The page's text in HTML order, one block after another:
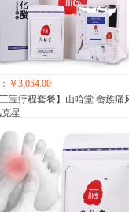
￥3,054.00
三宝疗程套餐】山哈堂 畲族痛
星